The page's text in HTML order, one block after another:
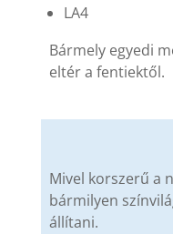
LA4
Bármely egyedi
eltér a fentiektől.
Mivel korszerű a
bármilyen
állítani.